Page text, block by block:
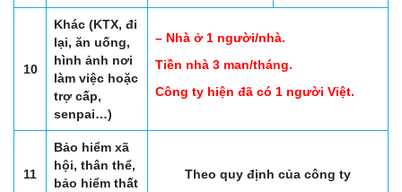
10
Khác (KTX, đi
lại, ăn uống,
hình ảnh nơi
làm việc hoặc
trợ cấp,
senpai…)
– Nhà ở 1 người/nhà.
Tiền nhà 3 man/tháng.
Công ty hiện đã có 1 người Việt.
11
Bảo hiểm xã
hội, thân thể,
bảo hiểm thất
Theo quy định của công ty